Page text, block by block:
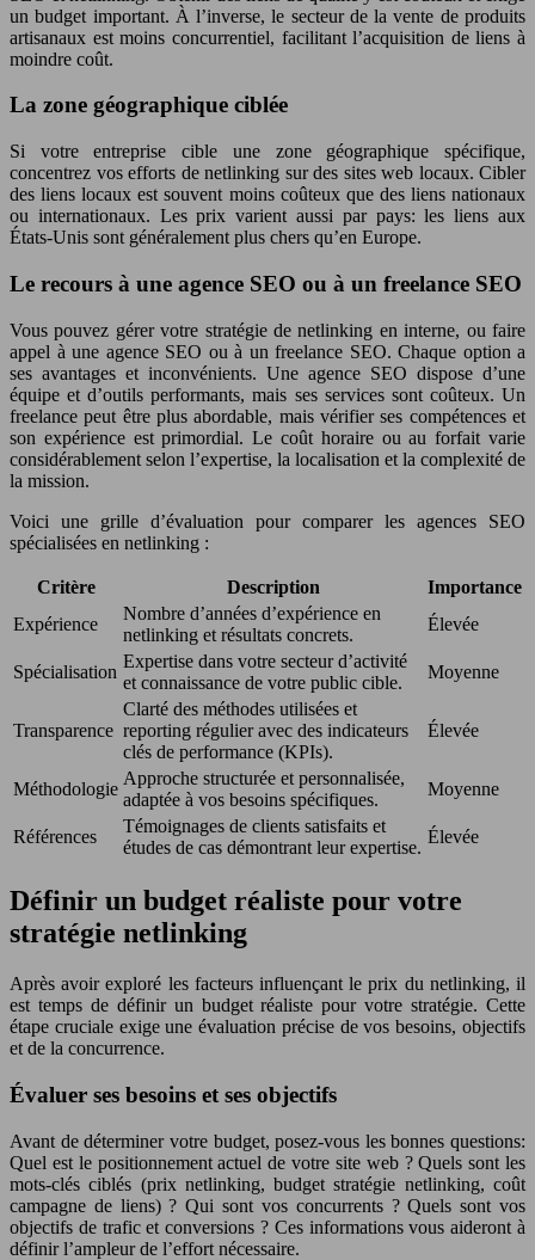
un budget important. À l’inverse, le secteur de la vente de produits
artisanaux est moins concurrentiel, facilitant l’acquisition de liens à
moindre coût.
La zone géographique ciblée
Si votre entreprise cible une zone géographique spécifique,
concentrez vos efforts de netlinking sur des sites web locaux. Cibler
des liens locaux est souvent moins coûteux que des liens nationaux
ou internationaux. Les prix varient aussi par pays: les liens aux
États-Unis sont généralement plus chers qu’en Europe.
Le recours à une agence SEO ou à un freelance SEO
Vous pouvez gérer votre stratégie de netlinking en interne, ou faire
appel à une agence SEO ou à un freelance SEO. Chaque option a
ses avantages et inconvénients. Une agence SEO dispose d’une
équipe et d’outils performants, mais ses services sont coûteux. Un
freelance peut être plus abordable, mais vérifier ses compétences et
son expérience est primordial. Le coût horaire ou au forfait varie
considérablement selon l’expertise, la localisation et la complexité de
la mission.
Voici une grille d’évaluation pour comparer les agences SEO
spécialisées en netlinking :
Critère Description
Importance
Expérience
Nombre d’années d’expérience en
netlinking et résultats concrets.
Élevée
Spécialisation
Expertise dans votre secteur d’activité
et connaissance de votre public cible.
Moyenne
Transparence
Clarté des méthodes utilisées et
reporting régulier avec des indicateurs
clés de performance (KPIs).
Élevée
Méthodologie
Approche structurée et personnalisée,
adaptée à vos besoins spécifiques.
Moyenne
Références
Témoignages de clients satisfaits et
études de cas démontrant leur expertise.
Élevée
Définir un budget réaliste pour votre
stratégie netlinking
Après avoir exploré les facteurs influençant le prix du netlinking, il
est temps de définir un budget réaliste pour votre stratégie. Cette
étape cruciale exige une évaluation précise de vos besoins, objectifs
et de la concurrence.
Évaluer ses besoins et ses objectifs
Avant de déterminer votre budget, posez-vous les bonnes questions:
Quel est le positionnement actuel de votre site web ? Quels sont les
mots-clés ciblés (prix netlinking, budget stratégie netlinking, coût
campagne de liens) ? Qui sont vos concurrents ? Quels sont vos
objectifs de trafic et conversions ? Ces informations vous aideront à
définir l’ampleur de l’effort nécessaire.